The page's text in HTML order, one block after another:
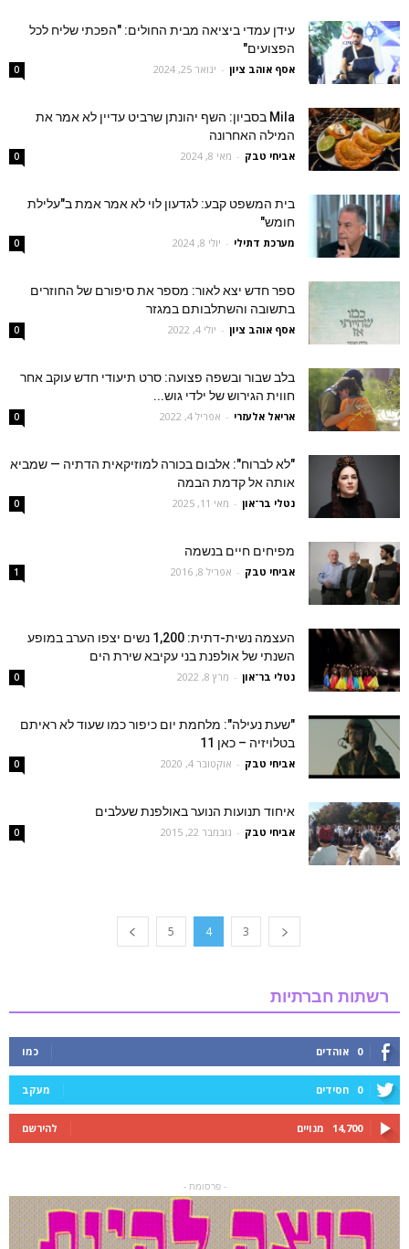
עידן עמדי ביציאה מבית החולים: "הפכתי שליח לכל
הפצועים"
אסף אוהב ציון - ינואר 25, 2024 0
Mila בסביון: השף יהונתן שרביט עדיין לא אמר את
המילה האחרונה
אביחי טבק - מאי 8, 2024 0
בית המשפט קבע: לגדעון לוי לא אמר אמת ב"עלילת
חומש"
מערכת דתילי - יולי 8, 2024 0
ספר חדש יצא לאור: מספר את סיפורם של החוזרים
בתשובה והשתלבותם במגזר
אסף אוהב ציון - יולי 4, 2022 0
בלב שבור ובשפה פצועה: סרט תיעודי חדש עוקב אחר
חווית הגירוש של ילדי גוש...
אריאל אלעזרי - אפריל 4, 2022 0
"לא לברוח": אלבום בכורה למוזיקאית הדתיה — שמביא
אותה אל קדמת הבמה
נטלי בר־און - מאי 11, 2025 0
מפיחים חיים בנשמה
אביחי טבק - אפריל 8, 2016 1
העצמה נשית-דתית: 1,200 נשים יצפו הערב במופע
השנתי של אולפנת בני עקיבא שירת הים
נטלי בר־און - מרץ 8, 2022 0
"שעת נעילה": מלחמת יום כיפור כמו שעוד לא ראיתם
בטלויזיה – כאן 11
אביחי טבק - אוקטובר 4, 2020 0
איחוד תנועות הנוער באולפנת שעלבים
אביחי טבק - נובמבר 22, 2015 0
3
4
5
רשתות חברתיות
0 אוהדים כמו
0 חסידים מעקב
14,700 מנויים להירשם
- פרסומת -